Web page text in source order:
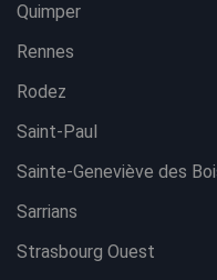
Quimper
Rennes
Rodez
Saint-Paul
Sainte-Geneviève des
Sarrians
Strasbourg Ouest